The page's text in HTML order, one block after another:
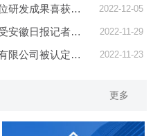
国家级荣誉！我会多家会员单位研发成果喜获2022年度环境保护科学技术奖 2022-12-05
上头版！我会两家会员单位接受安徽日报记者专访热议深入学习贯彻党的二十大精神 2022-11-29
喜报！安徽建工生态科技股份有限公司被认定为“安徽省企业技术中心” 2022-11-23
更多